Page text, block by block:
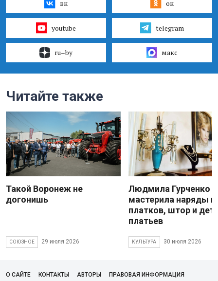
вк ок
youtube telegram
ru–by макс
Читайте также
Такой Воронеж не
догонишь
СОЮЗНОЕ 29 июля 2026
Людмила Гурченко
мастерила наряды
платков, штор и
платьев
КУЛЬТУРА 30 июля 2026
О САЙТЕ КОНТАКТЫ АВТОРЫ ПРАВОВАЯ ИНФОРМАЦИЯ